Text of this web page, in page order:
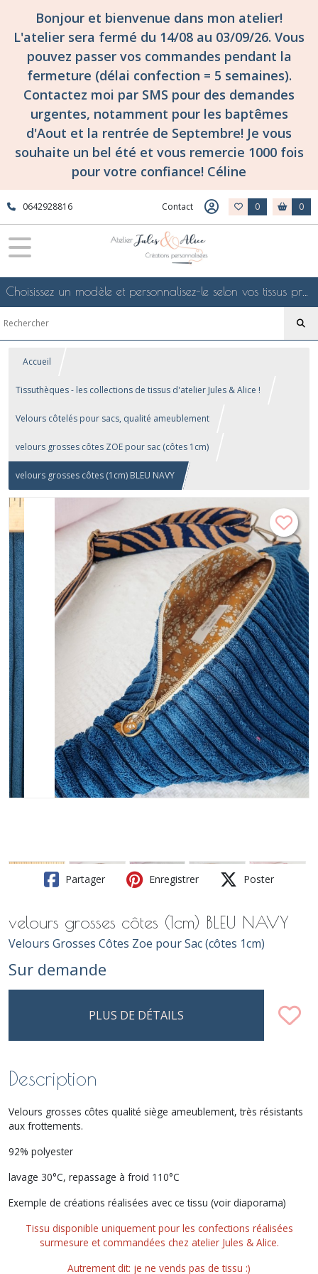
Bonjour et bienvenue dans mon atelier!
L'atelier sera fermé du 14/08 au 03/09/26. Vous
pouvez passer vos commandes pendant la
fermeture (délai confection = 5 semaines).
Contactez moi par SMS pour des demandes
urgentes, notamment pour les baptêmes
d'Aout et la rentrée de Septembre! Je vous
souhaite un bel été et vous remercie 1000 fois
pour votre confiance! Céline
0642928816 Contact 0 0
Choisissez un modèle et personnalisez-le selon vos tissus préférés de mes collections en ligne, je le confectionnerai selon vos souhaits
Accueil
Tissuthèques - les collections de tissus d'atelier Jules & Alice !
Velours côtelés pour sacs, qualité ameublement
velours grosses côtes ZOE pour sac (côtes 1cm)
velours grosses côtes (1cm) BLEU NAVY
Partager Enregistrer Poster
velours grosses côtes (1cm) BLEU NAVY
Velours Grosses Côtes Zoe pour Sac (côtes 1cm)
Sur demande
PLUS DE DÉTAILS
Description
Velours grosses côtes qualité siège ameublement, très résistants
aux frottements.
92% polyester
lavage 30°C, repassage à froid 110°C
Exemple de créations réalisées avec ce tissu (voir diaporama)
Tissu disponible uniquement pour les confections réalisées
surmesure et commandées chez atelier Jules & Alice.
Autrement dit: je ne vends pas de tissu :)